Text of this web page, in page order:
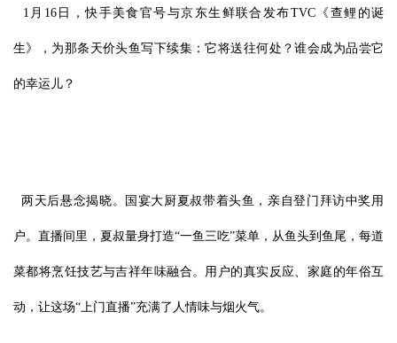
1月16日，快手美食官号与京东生鲜联合发布TVC《查鲤的诞
生》，为那条天价头鱼写下续集：它将送往何处？谁会成为品尝它
的幸运儿？
两天后悬念揭晓。国宴大厨夏叔带着头鱼，亲自登门拜访中奖用
户。直播间里，夏叔量身打造“一鱼三吃”菜单，从鱼头到鱼尾，每道
菜都将烹饪技艺与吉祥年味融合。用户的真实反应、家庭的年俗互
动，让这场“上门直播”充满了人情味与烟火气。